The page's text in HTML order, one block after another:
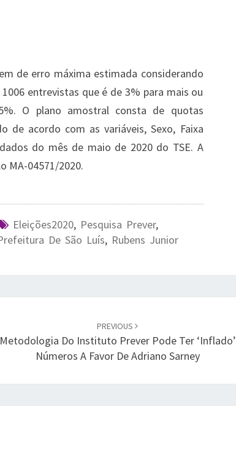
de erro máxima estimada considerando
entrevistas que é de 3% para mais ou
O plano amostral consta de quotas
de acordo com as variáveis, Sexo, Faixa
do mês de maio de 2020 do TSE. A
MA-04571/2020.
Eleições2020, Pesquisa Prever,
De São Luís, Rubens Junior
PREVIOUS
Metodologia Do Instituto Prever Pode Ter ‘inflado’
Números A Favor De Adriano Sarney